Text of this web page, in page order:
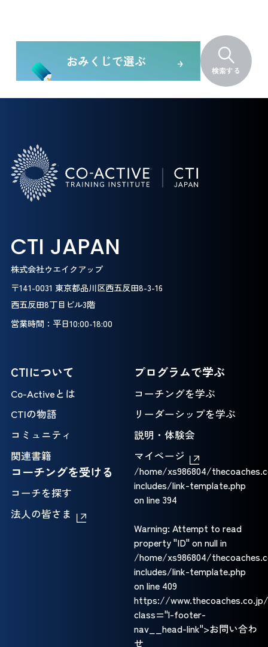
おみくじで選ぶ
検索する
CTI JAPAN
株式会社ウエイクアップ
〒141-0031 東京都品川区西五反田8-3-16
西五反田8丁目ビル3階
営業時間：平日10:00-18:00
CTIについて
Co-Activeとは
CTIの物語
コミュニティ
関連書籍
プログラムで学ぶ
コーチングを学ぶ
リーダーシップを学ぶ
説明・体験会
マイページ
コーチングを受ける
コーチを探す
法人の皆さま
/home/xs986804/
includes/link-template.php
on line 394
Warning: Attempt to read
property "ID" on null in
/home/xs986804/
includes/link-template.php
on line 409
https://
class="l-footer-
nav__head-link">お問い合わ
せ